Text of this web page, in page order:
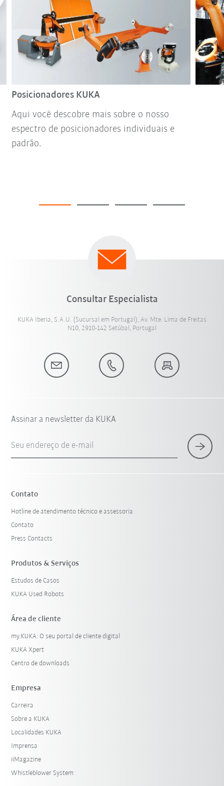
Posicionadores KUKA
Aqui você descobre mais sobre o nosso
espectro de posicionadores individuais e
padrão.
Consultar Especialista
KUKA Iberia, S.A.U. (Sucursal em Portugal), Av. Mte. Lima de Freitas
N10, 2910-142 Setúbal, Portugal
Assinar a newsletter da KUKA
Seu endereço de e-mail
Contato
Hotline de atendimento técnico e assessoria
Contato
Press Contacts
Produtos & Serviços
Estudos de Casos
KUKA Used Robots
Área de cliente
my.KUKA: O seu portal de cliente digital
KUKA Xpert
Centro de downloads
Empresa
Carreira
Sobre a KUKA
Localidades KUKA
Imprensa
iiMagazine
Whistleblower System